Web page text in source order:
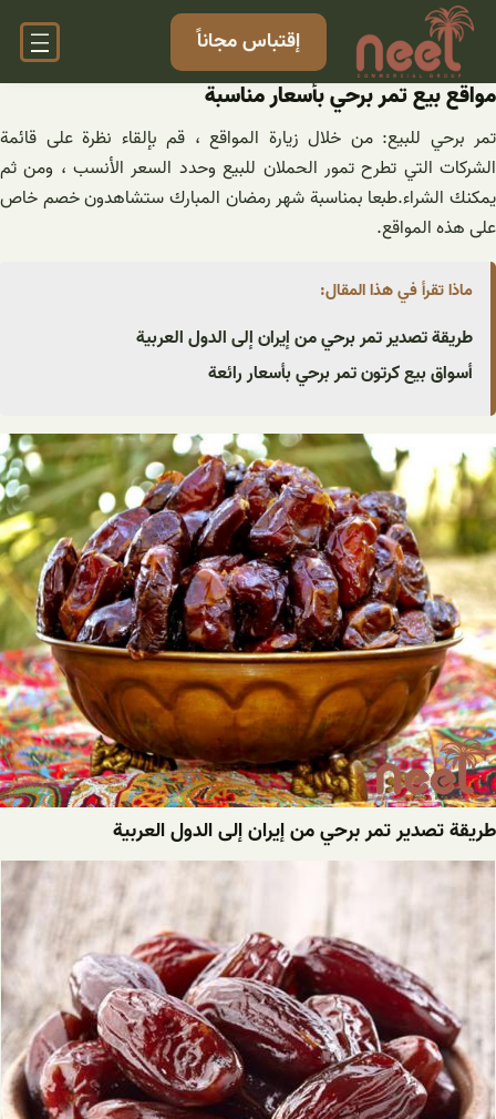
تخطى
المحتوى
إقتباس مجاناً
مواقع بيع تمر برحي بأسعار مناسبة
تمر برحي للبيع: من خلال زيارة المواقع ، قم بإلقاء نظرة على قائمة
الشركات التي تطرح تمور الحملان للبيع وحدد السعر الأنسب ، ومن ثم
يمكنك الشراء.طبعا بمناسبة شهر رمضان المبارك ستشاهدون خصم خاص
على هذه المواقع.
ماذا تقرأ في هذا المقال:
طريقة تصدير تمر برحي من إيران إلى الدول العربية
أسواق بيع كرتون تمر برحي بأسعار رائعة
طريقة تصدير تمر برحي من إيران إلى الدول العربية